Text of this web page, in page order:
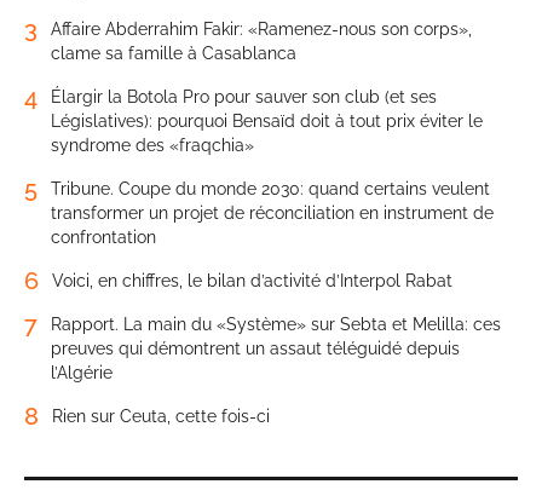
3
Affaire Abderrahim Fakir: «Ramenez-nous son corps»,
clame sa famille à Casablanca
4
Élargir la Botola Pro pour sauver son club (et ses
Législatives): pourquoi Bensaïd doit à tout prix éviter le
syndrome des «fraqchia»
5
Tribune. Coupe du monde 2030: quand certains veulent
transformer un projet de réconciliation en instrument de
confrontation
6 Voici, en chiffres, le bilan d’activité d’Interpol Rabat
7
Rapport. La main du «Système» sur Sebta et Melilla: ces
preuves qui démontrent un assaut téléguidé depuis
l’Algérie
8 Rien sur Ceuta, cette fois-ci